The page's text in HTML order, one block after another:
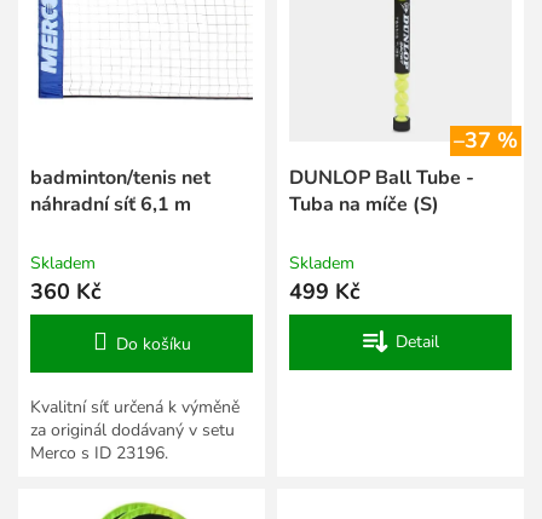
badminton/tenis net
náhradní síť 6,1 m
Skladem
360 Kč
Do košíku
Kvalitní síť určená k výměně
za originál dodávaný v setu
Merco s ID 23196.
–37 %
DUNLOP Ball Tube -
Tuba na míče (S)
Skladem
499 Kč
Detail